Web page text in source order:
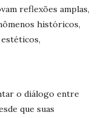
reflexões amplas,
históricos,
o diálogo entre
que suas